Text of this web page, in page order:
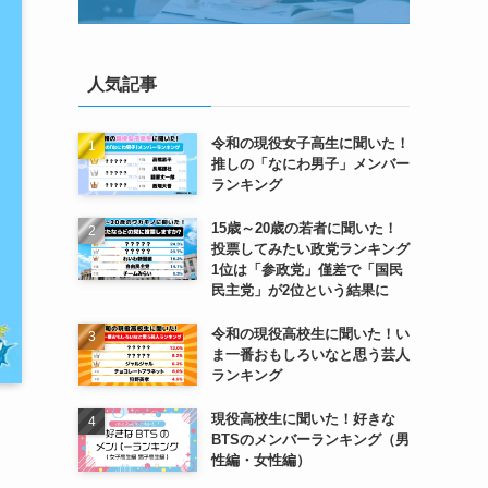
人気記事
令和の現役女子高生に聞いた！
推しの「なにわ男子」メンバー
ランキング
15歳～20歳の若者に聞いた！
投票してみたい政党ランキング
1位は「参政党」僅差で「国民
民主党」が2位という結果に
令和の現役高校生に聞いた！い
ま一番おもしろいなと思う芸人
ランキング
現役高校生に聞いた！好きな
BTSのメンバーランキング（男
性編・女性編）